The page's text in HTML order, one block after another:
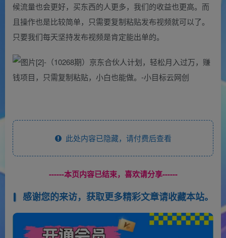
候流量也会更好，买东西的人更多，我们的收益也更高。而
且操作也是比较简单，只需要复制粘贴发布视频就可以了。
只要我们每天坚持发布视频是肯定能出单的。
此处内容已隐藏，请付费后查看
------本页内容已结束，喜欢请分享------
感谢您的来访，获取更多精彩文章请收藏本站。